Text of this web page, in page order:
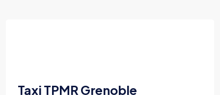
Taxi TPMR Grenoble